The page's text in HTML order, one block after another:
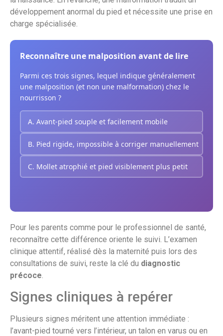
développement anormal du pied et nécessite une prise en
charge spécialisée.
Reconnaître une malposition avant de lire
Parmi ces trois signes, lequel indique généralement
une malposition (et non une malformation) chez le
nourrisson ?
A. Avant-pied souple et facilement mobile
B. Pied rigide, impossible à corriger manuellement
C. Mollet atrophié et pied visiblement plus petit
Pour les parents comme pour le professionnel de santé,
reconnaître cette différence oriente le suivi. L’examen
clinique attentif, réalisé dès la maternité puis lors des
consultations de suivi, reste la clé du diagnostic
précoce
Signes cliniques à repérer
Plusieurs signes méritent une attention immédiate :
l’avant-pied tourné vers l’intérieur, un talon en varus ou en